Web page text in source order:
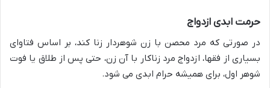
حرمت ابدی ازدواج
در صورتی که مرد محصن با زن شوهردار زنا کند، بر اساس فتاوای
بسیاری از فقها، ازدواج مرد زناکار با آن زن، حتی پس از طلاق یا فوت
شوهر اول، برای همیشه حرام ابدی می شود.